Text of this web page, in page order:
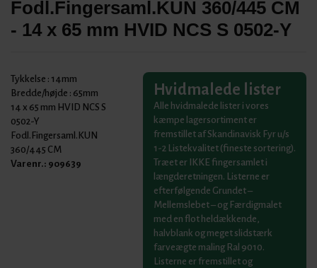
Fodl.Fingersaml.KUN 360/445 CM
- 14 x 65 mm HVID NCS S 0502-Y
Tykkelse : 14mm
Bredde/højde : 65mm
14 x 65 mm HVID NCS S
0502-Y
Fodl.Fingersaml.KUN
360/445 CM
Varenr.: 909639
Hvidmalede lister
Alle hvidmalede lister i vores
kæmpe lagersortiment er
fremstillet af Skandinavisk Fyr u/s
1-2 Listekvalitet (fineste sortering).
Træet er IKKE fingersamlet i
længderetningen. Listerne er
efterfølgende Grundet –
Mellemslebet – og Færdigmalet
med en flot heldækkende,
halvblank og meget slidstærk
farveægte maling Ral 9010.
Listerne er fremstillet og